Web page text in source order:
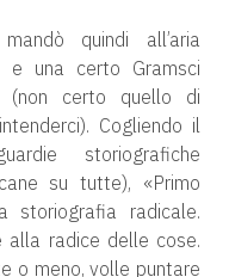
quindi all’aria
e una certo Gramsci
certo quello di
Cogliendo il
storiografiche
su tutte), «Primo
storiografia radicale.
alla radice delle cose.
o meno, volle puntare